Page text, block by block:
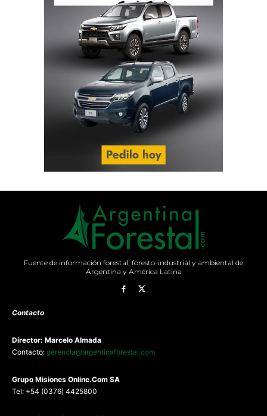
Fuente de información forestal, foresto-industrial y ambiental de
Argentina y América Latina
Contacto
Director: Marcelo Almada
Contacto: gerencia@argentinaforestal.com
Grupo Misiones Online.Com SA
Tel: +54 (0376) 4425800